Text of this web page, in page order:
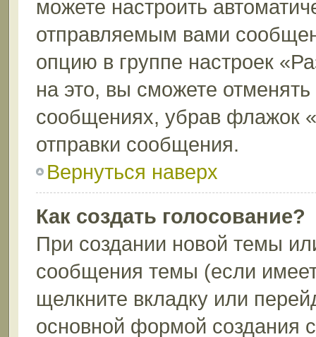
можете настроить
отправляемым вами
опцию в группе настроек
на это, вы сможете
сообщениях, убрав флажок
отправки сообщения.
Вернуться наверх
Как создать голосование?
При создании новой темы
сообщения темы (если
щелкните вкладку или
основной формой создания